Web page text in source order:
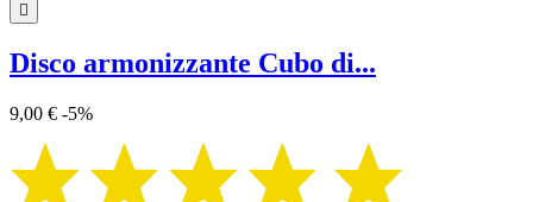

Disco armonizzante Cubo di...
9,00 € -5%